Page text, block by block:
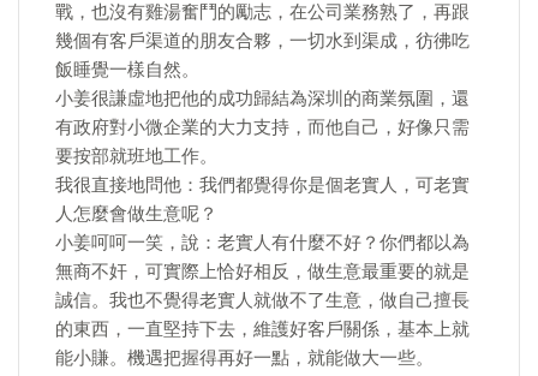
戰，也沒有雞湯奮鬥的勵志，在公司業務熟了，再跟
幾個有客戶渠道的朋友合夥，一切水到渠成，彷彿吃
飯睡覺一樣自然。
小姜很謙虛地把他的成功歸結為深圳的商業氛圍，還
有政府對小微企業的大力支持，而他自己，好像只需
要按部就班地工作。
我很直接地問他：我們都覺得你是個老實人，可老實
人怎麼會做生意呢？
小姜呵呵一笑，說：老實人有什麼不好？你們都以為
無商不奸，可實際上恰好相反，做生意最重要的就是
誠信。我也不覺得老實人就做不了生意，做自己擅長
的東西，一直堅持下去，維護好客戶關係，基本上就
能小賺。機遇把握得再好一點，就能做大一些。